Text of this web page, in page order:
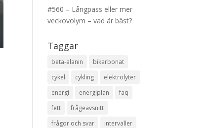
#560 – Långpass eller mer
veckovolym – vad är bäst?
Taggar
beta-alanin
bikarbonat
cykel
cykling
elektrolyter
energi
energiplan
faq
fett
frågeavsnitt
frågor och svar
intervaller